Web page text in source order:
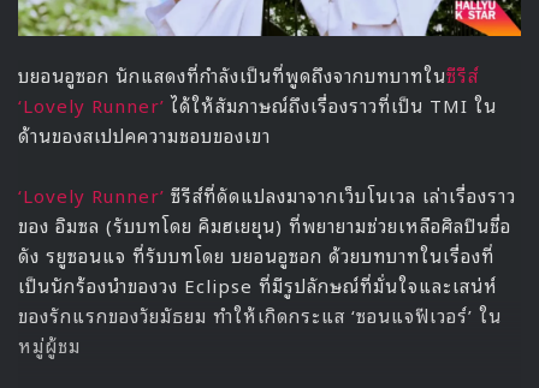
บยอนอูซอก นักแสดงที่กำลังเป็นที่พูดถึงจากบทบาทในซีรีส์
‘Lovely Runner’ ได้ให้สัมภาษณ์ถึงเรื่องราวที่เป็น TMI ใน
ด้านของสเปปคความชอบของเขา
‘Lovely Runner’ ซีรีส์ที่ดัดแปลงมาจากเว็บโนเวล เล่าเรื่องราว
ของ อิมซล (รับบทโดย คิมฮเยยุน) ที่พยายามช่วยเหลือศิลปินชื่อ
ดัง รยูซอนแจ ที่รับบทโดย บยอนอูซอก ด้วยบทบาทในเรื่องที่
เป็นนักร้องนำของวง Eclipse ที่มีรูปลักษณ์ที่มั่นใจและเสน่ห์
ของรักแรกของวัยมัธยม ทำให้เกิดกระแส ‘ซอนแจฟีเวอร์’ ใน
หมู่ผู้ชม